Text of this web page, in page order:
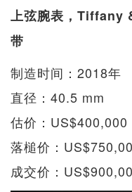
上弦腕表，Tiffany
带
制造时间：2018年
直径：40.5 mm
估价：
落槌价：
成交价：